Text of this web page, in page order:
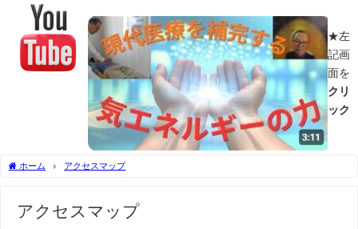
★左
記画
面を
クリ
ック
ホーム アクセスマップ
アクセスマップ